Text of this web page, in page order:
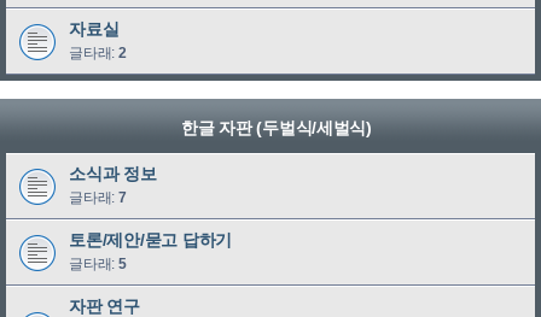
자료실
글타래: 2
한글 자판 (두벌식/세벌식)
소식과 정보
글타래: 7
토론/제안/묻고 답하기
글타래: 5
자판 연구